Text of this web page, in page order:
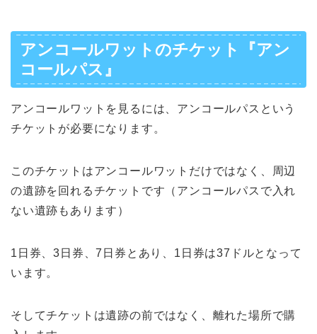
アンコールワットのチケット『アン
コールパス』
アンコールワットを見るには、アンコールパスという
チケットが必要になります。
このチケットはアンコールワットだけではなく、周辺
の遺跡を回れるチケットです（アンコールパスで入れ
ない遺跡もあります）
1日券、3日券、7日券とあり、1日券は37ドルとなって
います。
そしてチケットは遺跡の前ではなく、離れた場所で購